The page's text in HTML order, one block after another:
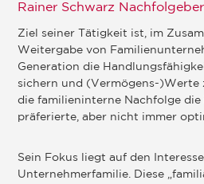
Rainer Schwarz
Ziel seiner Tätigkeit ist, im
Weitergabe von
Generation die
sichern und (Vermögens-)Werte
die familieninterne Nachfolge die
präferierte, aber nicht immer
Sein Fokus liegt auf den
Unternehmerfamilie. Diese